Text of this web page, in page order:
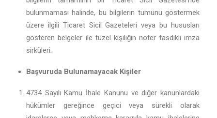
bulunmaması halinde, bu bilgilerin tümünü göstermek
üzere ilgili Ticaret Sicil Gazeteleri veya bu hususları
gösteren belgeler ile tüzel kişiliğin noter tasdikli imza
sirküleri.
Başvuruda Bulunamayacak Kişiler
4734 Sayılı Kamu İhale Kanunu ve diğer kanunlardaki
hükümler gereğince geçici veya sürekli olarak